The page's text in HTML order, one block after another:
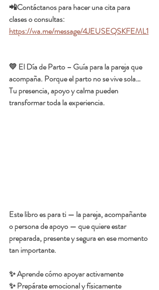
📲Contáctanos para hacer una cita para
clases o consultas:
https://wa.me/message/4JEUSEQSKFEML1
💛 El Día de Parto – Guía para la pareja que
acompaña. Porque el parto no se vive sola…
Tu presencia, apoyo y calma pueden
transformar toda la experiencia.
Este libro es para ti — la pareja, acompañante
o persona de apoyo — que quiere estar
preparada, presente y segura en ese momento
tan importante.
✨ Aprende cómo apoyar activamente
✨ Prepárate emocional y físicamente